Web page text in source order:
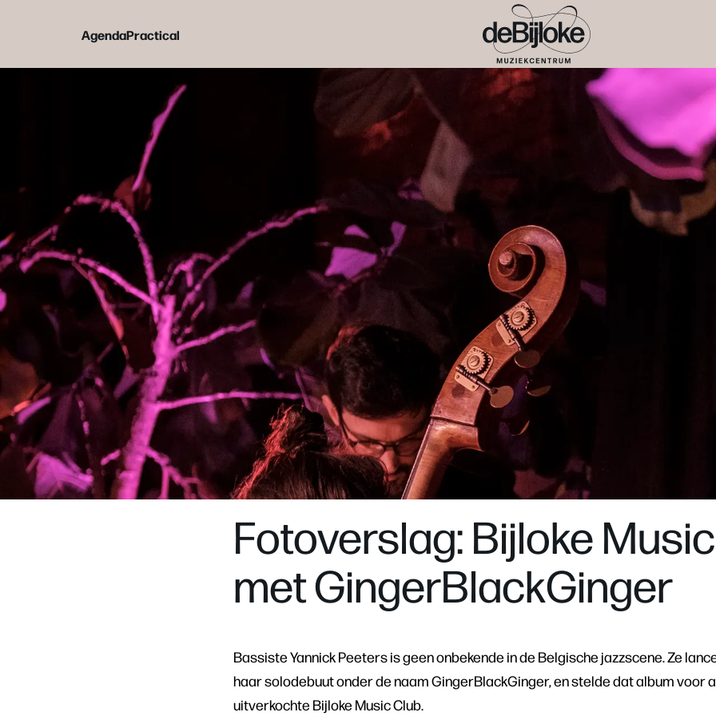
AgendaPractical
Fotoverslag: Bijloke
met GingerBlackGinger
Bassiste Yannick Peeters is geen onbekende in de Belgische jazzscene. Ze
haar solodebuut onder de naam GingerBlackGinger, en stelde dat album voor
uitverkochte Bijloke Music Club.
Zoom Zoom
in